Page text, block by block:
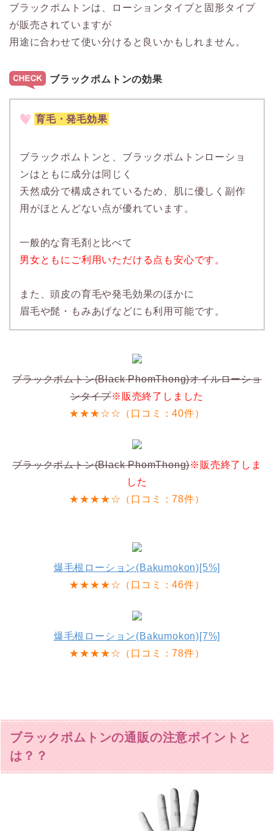
ブラックポムトンは、ローションタイプと固形タイプ
が販売されていますが
用途に合わせて使い分けると良いかもしれません。
ブラックポムトンの効果
育毛・発毛効果
ブラックポムトンと、ブラックポムトンローショ
ンはともに成分は同じく
天然成分で構成されているため、肌に優しく副作
用がほとんどない点が優れています。
一般的な育毛剤と比べて
男女ともにご利用いただける点も安心です。
また、頭皮の育毛や発毛効果のほかに
眉毛や髭・もみあげなどにも利用可能です。
ブラックポムトン(Black PhomThong)オイルローショ
ンタイプ※販売終了しました
★★★☆☆（口コミ：40件）
ブラックポムトン(Black PhomThong)※販売終了しま
した
★★★★☆（口コミ：78件）
爆毛根ローション(Bakumokon)[5%]
★★★★☆（口コミ：46件）
爆毛根ローション(Bakumokon)[7%]
★★★★☆（口コミ：78件）
ブラックポムトンの通販の注意ポイントと
は？？